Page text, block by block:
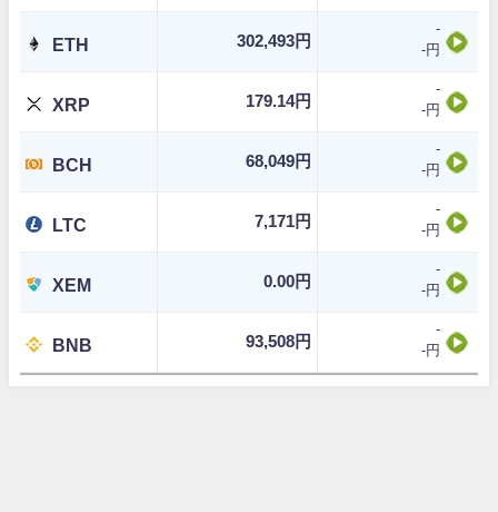
ETH 302,493円
-
-円
XRP 179.14円
-
-円
BCH 68,049円
-
-円
LTC 7,171円
-
-円
XEM 0.00円
-
-円
BNB 93,508円
-
-円